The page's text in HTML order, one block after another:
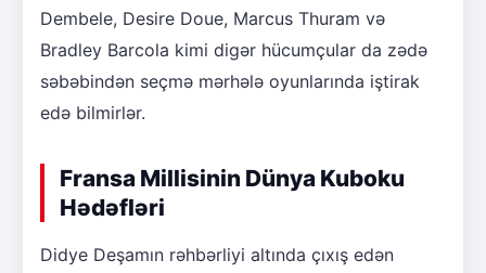
Dembele, Desire Doue, Marcus Thuram və
Bradley Barcola kimi digər hücumçular da zədə
səbəbindən seçmə mərhələ oyunlarında iştirak
edə bilmirlər.
Fransa Millisinin Dünya Kuboku
Hədəfləri
Didye Deşamın rəhbərliyi altında çıxış edən